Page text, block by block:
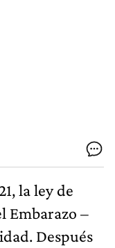
la ley de
Embarazo –
Después